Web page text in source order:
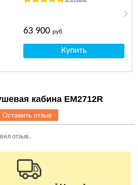
63 900 руб.
кабина EM2712R
Оставить отзыв
отзыв.